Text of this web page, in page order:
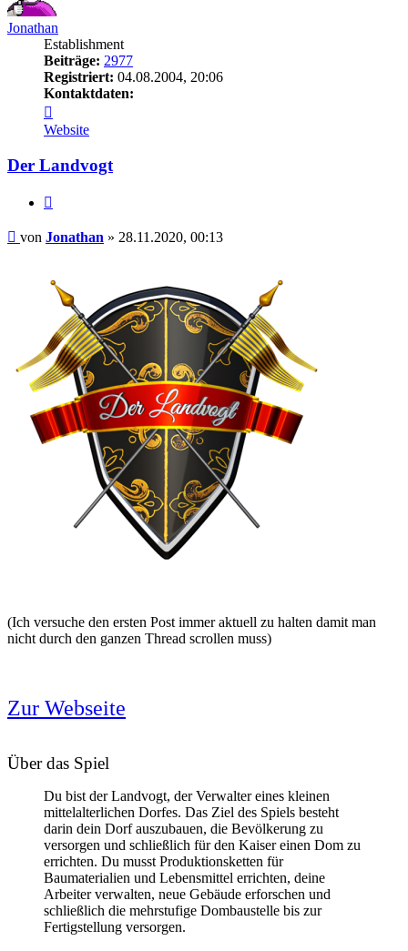
Jonathan
Establishment
Beiträge: 2977
Registriert: 04.08.2004, 20:06
Kontaktdaten:
von
Jonathan
Website
Der Landvogt
Beitrag
von Jonathan » 28.11.2020, 00:13
(Ich versuche den ersten Post immer aktuell zu halten damit man
nicht durch den ganzen Thread scrollen muss)
Zur Webseite
Über das Spiel
Du bist der Landvogt, der Verwalter eines kleinen
mittelalterlichen Dorfes. Das Ziel des Spiels besteht
darin dein Dorf auszubauen, die Bevölkerung zu
versorgen und schließlich für den Kaiser einen Dom zu
errichten. Du musst Produktionsketten für
Baumaterialien und Lebensmittel errichten, deine
Arbeiter verwalten, neue Gebäude erforschen und
schließlich die mehrstufige Dombaustelle bis zur
Fertigstellung versorgen.